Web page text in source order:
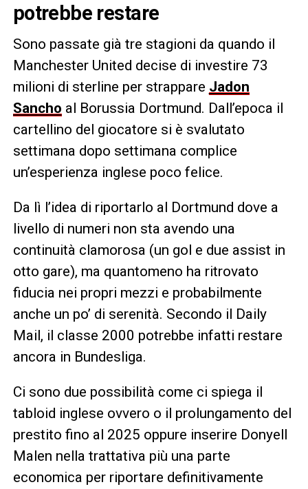
potrebbe restare
Sono passate già tre stagioni da quando il
Manchester United decise di investire 73
milioni di sterline per strappare Jadon
Sancho al Borussia Dortmund. Dall’epoca il
cartellino del giocatore si è svalutato
settimana dopo settimana complice
un’esperienza inglese poco felice.
Da lì l’idea di riportarlo al Dortmund dove a
livello di numeri non sta avendo una
continuità clamorosa (un gol e due assist in
otto gare), ma quantomeno ha ritrovato
fiducia nei propri mezzi e probabilmente
anche un po’ di serenità. Secondo il Daily
Mail, il classe 2000 potrebbe infatti restare
ancora in Bundesliga.
Ci sono due possibilità come ci spiega il
tabloid inglese ovvero o il prolungamento del
prestito fino al 2025 oppure inserire Donyell
Malen nella trattativa più una parte
economica per riportare definitivamente